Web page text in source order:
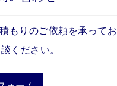
もりのご依頼を承ってお
ください。